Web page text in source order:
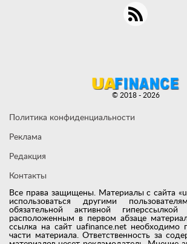
Все права защищены. Материалы с сайта
использоваться другими
обязательной активной
расположенным в первом абзаце
ссылка на сайт uafinance.net необходимо
части материала. Ответственность за
Политика конфиденциальности
Реклама
Редакция
Контакты
© 2018 - 2026